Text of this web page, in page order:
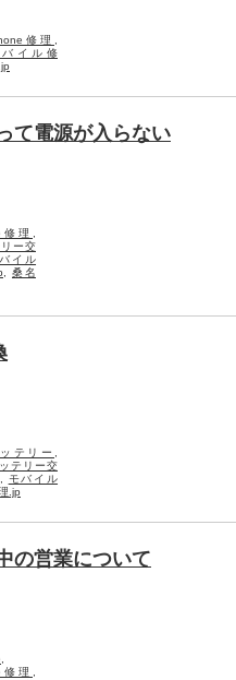
修理
イル修
て電源が入らない
修理
ー交
イル
桑名
テリー
テリー交
モバイル
.jp
の営業について
修理